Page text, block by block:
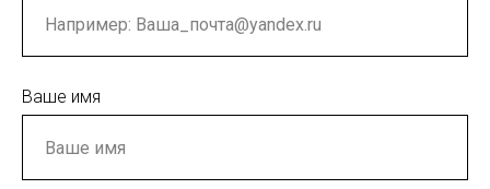
Ваше имя